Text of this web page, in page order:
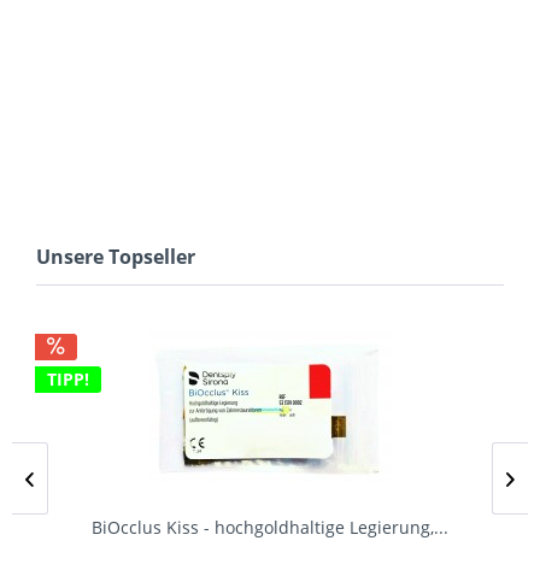
Unsere Topseller
TIPP!
BiOcclus Kiss - hochgoldhaltige Legierung,...